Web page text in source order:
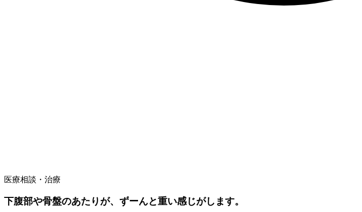
医療相談・治療
下腹部や骨盤のあたりが、ずーんと重い感じがします。